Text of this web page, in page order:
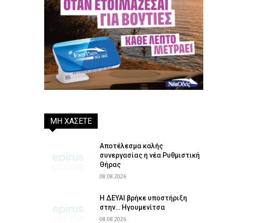
ΜΗ ΧΑΣΕΤΕ
Αποτέλεσμα καλής
συνεργασίας η νέα Ρυθμιστική
Θήρας
08.08.2026
Η ΔΕΥΑΙ βρήκε υποστήριξη
στην… Ηγουμενίτσα
08.08.2026